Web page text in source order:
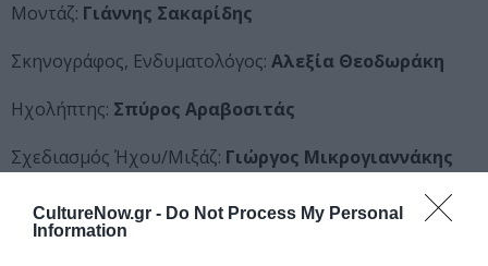
CultureNow.gr - Do Not Process My Personal
Information
Μοντάζ: Γιάννης Σακαρίδης
Σκηνογράφος, Ενδυματολόγος: Αλεξία Θεοδωράκη
Ηχολήπτης: Σπύρος Αραβοσιτάς
Σχεδιασμός Ήχου/Μιξάζ: Γιώργος Μικρογιαννάκης
Διεύθυνση Παραγωγής:Κοσμάς Σπηλιωτόπουλος